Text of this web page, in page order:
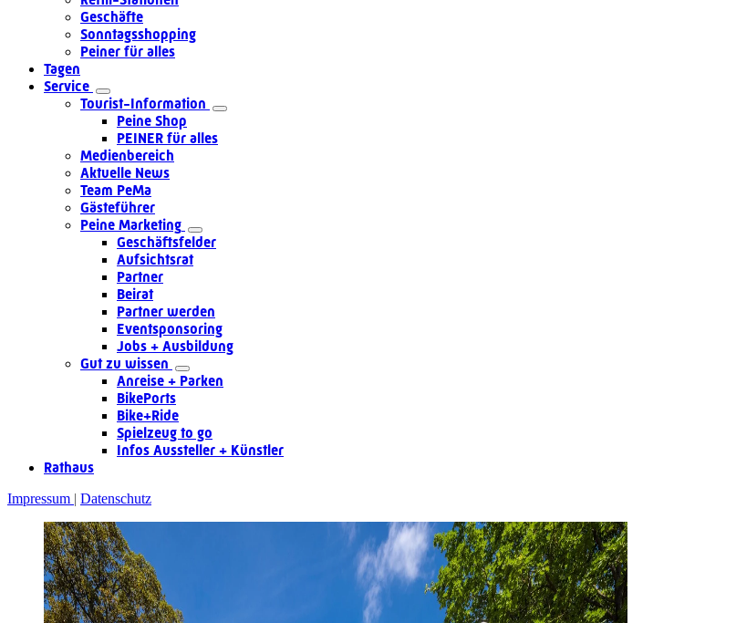
Geschäfte
Sonntagsshopping
Peiner für alles
Tagen
Service
Tourist-Information
Peine Shop
PEINER für alles
Medienbereich
Aktuelle News
Team PeMa
Gästeführer
Peine Marketing
Geschäftsfelder
Aufsichtsrat
Partner
Beirat
Partner werden
Eventsponsoring
Jobs + Ausbildung
Gut zu wissen
Anreise + Parken
BikePorts
Bike+Ride
Spielzeug to go
Infos Aussteller + Künstler
Rathaus
Impressum Datenschutz